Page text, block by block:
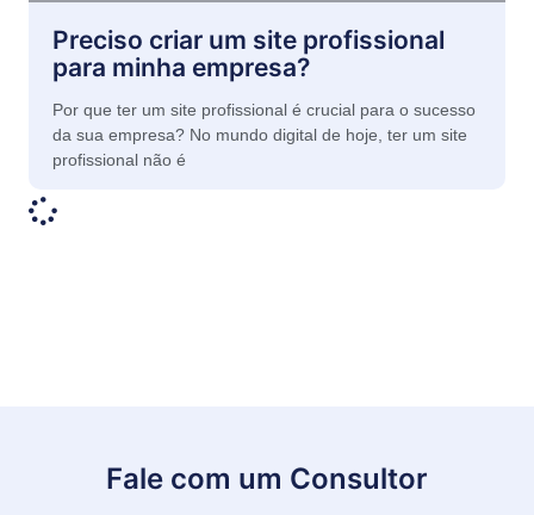
Preciso criar um site profissional
para minha empresa?
Por que ter um site profissional é crucial para o sucesso
da sua empresa? No mundo digital de hoje, ter um site
profissional não é
Fale com um Consultor